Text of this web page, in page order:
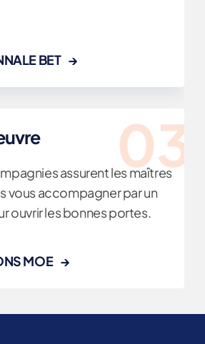
BET
assurent les maîtres
vous accompagner par un
ouvrir les bonnes portes.
MOE